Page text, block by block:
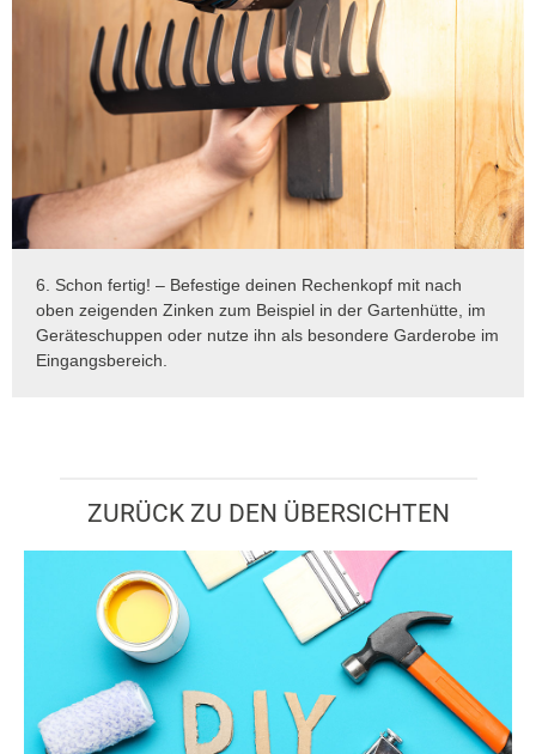
6. Schon fertig! – Befestige deinen Rechenkopf mit nach
oben zeigenden Zinken zum Beispiel in der Gartenhütte, im
Geräteschuppen oder nutze ihn als besondere Garderobe im
Eingangsbereich.
ZURÜCK ZU DEN ÜBERSICHTEN